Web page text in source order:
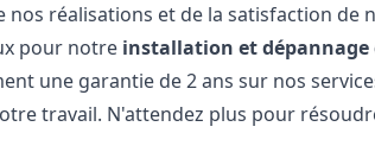
nos réalisations et de la satisfaction de
pour notre installation et dépannage
une garantie de 2 ans sur nos
travail. N'attendez plus pour